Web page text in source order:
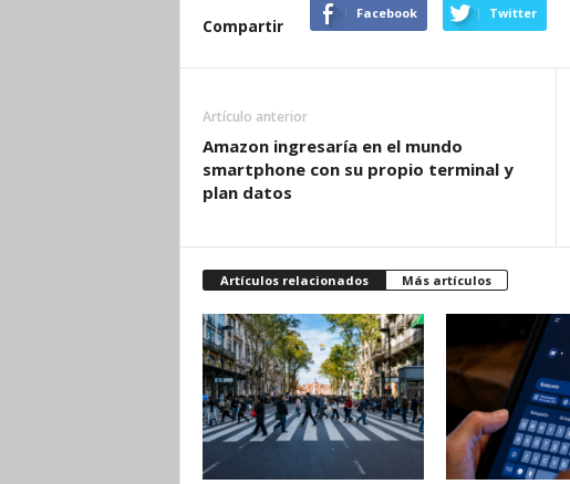
Compartir
Facebook Twitter
Artículo anterior
Amazon ingresaría en el mundo
smartphone con su propio terminal y
plan datos
Artículos relacionados Más artículos